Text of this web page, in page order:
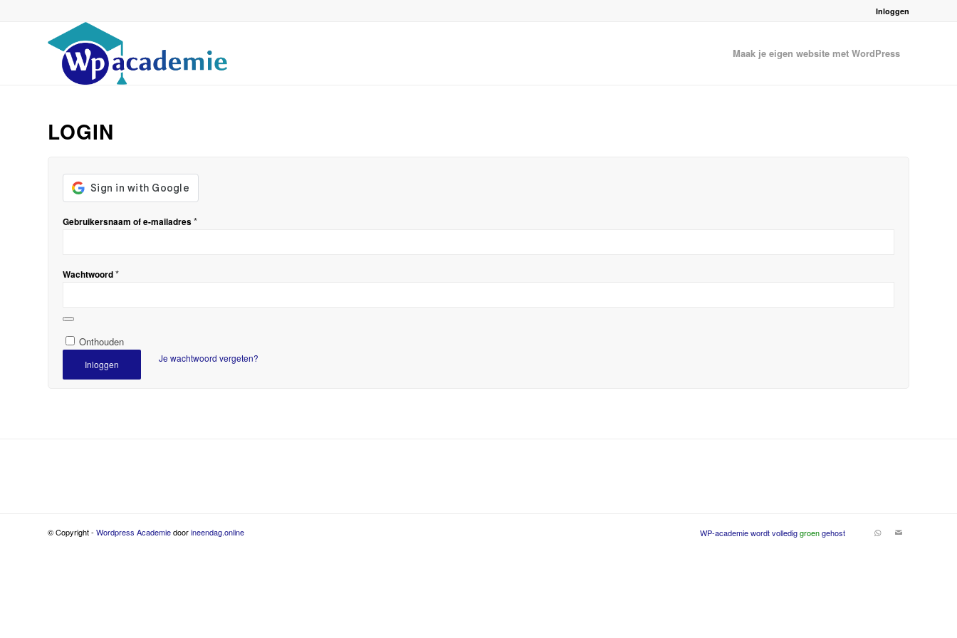
Inloggen
Maak je eigen website met WordPress
LOGIN
Gebruikersnaam of e-mailadres*
Wachtwoord*
Onthouden
Inloggen
Je wachtwoord vergeten?
© Copyright - Wordpress Academiedoorineendag.online WP-academie wordt vollediggroengehost